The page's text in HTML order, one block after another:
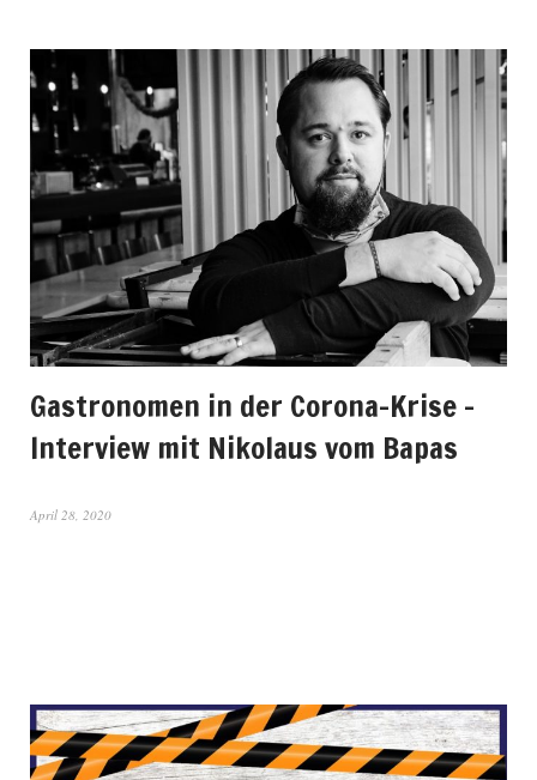
Gastronomen in der Corona-Krise –
Interview mit Nikolaus vom Bapas
April 28, 2020